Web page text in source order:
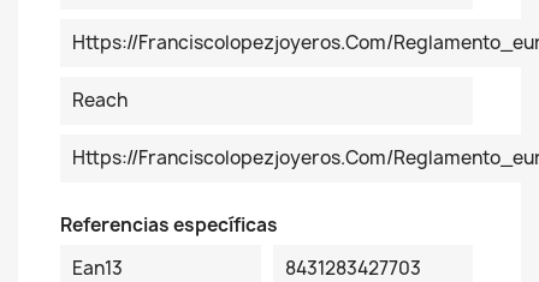
Https://franciscolopezjoyeros.com/
Reach
Https://franciscolopezjoyeros.com/
Referencias específicas
Ean13
8431283427703